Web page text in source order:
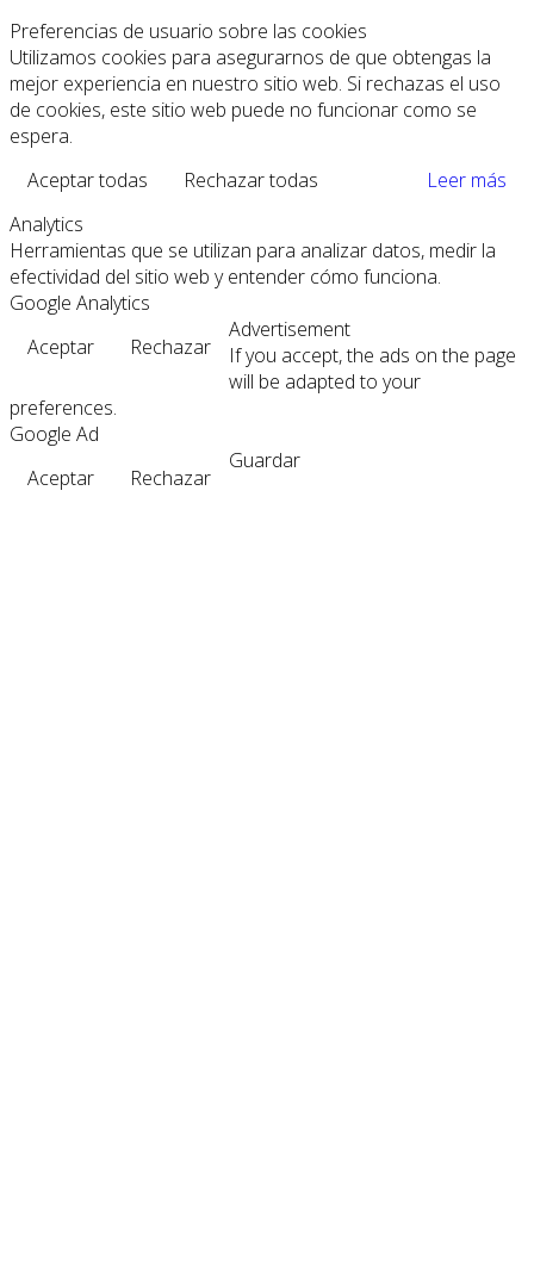
Preferencias de usuario sobre las cookies
Utilizamos cookies para asegurarnos de que obtengas la
mejor experiencia en nuestro sitio web. Si rechazas el uso
de cookies, este sitio web puede no funcionar como se
espera.
Aceptar todas
Rechazar todas
Leer más
Analytics
Herramientas que se utilizan para analizar datos, medir la
efectividad del sitio web y entender cómo funciona.
Google Analytics
Aceptar
Rechazar
Advertisement
If you accept, the ads on the page
will be adapted to your
preferences.
Google Ad
Aceptar
Rechazar
Guardar